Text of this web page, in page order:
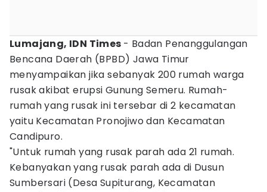
Lumajang, IDN Times - Badan Penanggulangan
Bencana Daerah (BPBD) Jawa Timur
menyampaikan jika sebanyak 200 rumah warga
rusak akibat erupsi Gunung Semeru. Rumah-
rumah yang rusak ini tersebar di 2 kecamatan
yaitu Kecamatan Pronojiwo dan Kecamatan
Candipuro.
"Untuk rumah yang rusak parah ada 21 rumah.
Kebanyakan yang rusak parah ada di Dusun
Sumbersari (Desa Supiturang, Kecamatan